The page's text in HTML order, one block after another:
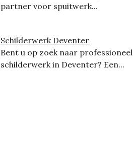
partner voor spuitwerk...
Schilderwerk Deventer
Bent u op zoek naar professioneel
schilderwerk in Deventer? Een...